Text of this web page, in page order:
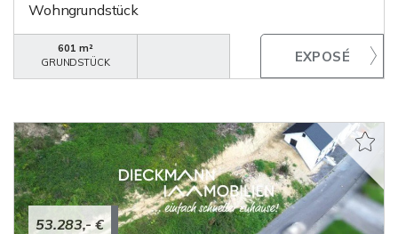
Wohngrundstück
601 m²
GRUNDSTÜCK
53.283,- €